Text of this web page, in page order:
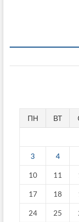
ПН ВТ
3 4
10 11
17 18
24 25